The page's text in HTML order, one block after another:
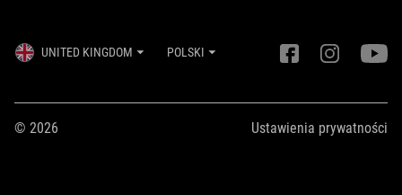
UNITED KINGDOM POLSKI
© 2026 Ustawienia prywatności